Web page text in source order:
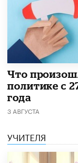
​Что
политике с
года
3 АВГУСТА
УЧИТЕЛЯ